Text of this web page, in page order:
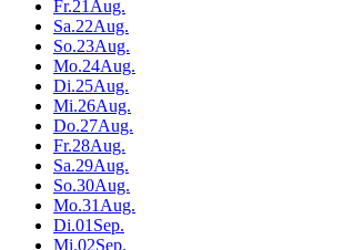
Fr.21 Aug.
Sa.22Aug.
So.23Aug.
Mo.24Aug.
Di.25Aug.
Mi.26Aug.
Do.27Aug.
Fr.28Aug.
Sa.29Aug.
So.30Aug.
Mo.31 Aug.
Di.01 Sep.
Mi.02Sep.